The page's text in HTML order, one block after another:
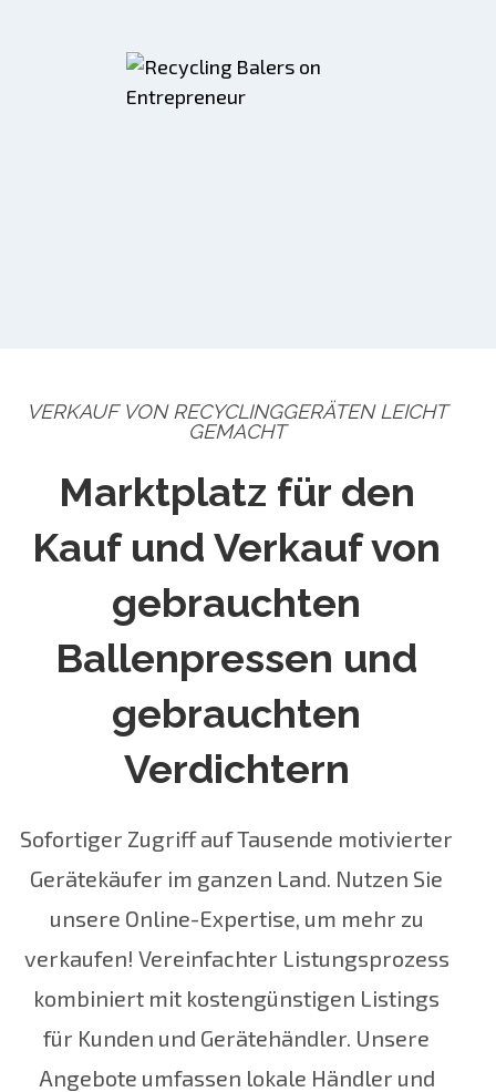
VERKAUF VON RECYCLINGGERÄTEN LEICHT
GEMACHT
Marktplatz für den
Kauf und Verkauf von
gebrauchten
Ballenpressen und
gebrauchten
Verdichtern
Sofortiger Zugriff auf Tausende motivierter
Gerätekäufer im ganzen Land. Nutzen Sie
unsere Online-Expertise, um mehr zu
verkaufen! Vereinfachter Listungsprozess
kombiniert mit kostengünstigen Listings
für Kunden und Gerätehändler. Unsere
Angebote umfassen lokale Händler und